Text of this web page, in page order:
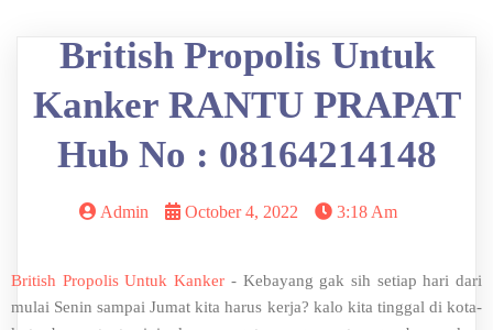
British Propolis Untuk
Kanker RANTU PRAPAT
Hub No : 08164214148
Admin October 4, 2022 3:18 Am
British Propolis Untuk Kanker - Kebayang gak sih setiap hari dari
mulai Senin sampai Jumat kita harus kerja? kalo kita tinggal di kota-